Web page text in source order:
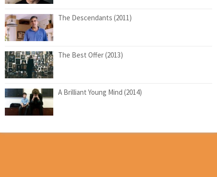
The Descendants (2011)
The Best Offer (2013)
A Brilliant Young Mind (2014)